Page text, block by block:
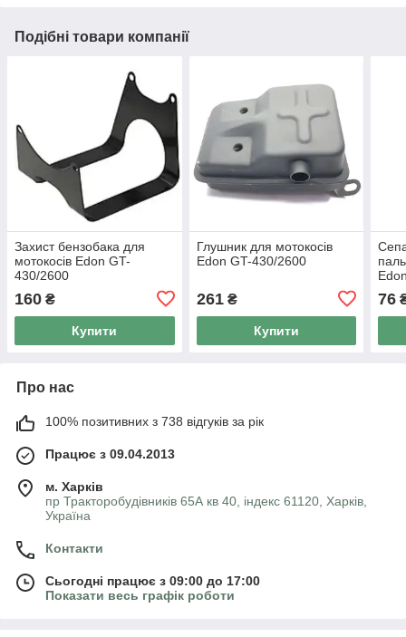
Подібні товари компанії
Захист бензобака для
мотокосів Edon GT-
430/2600
160 ₴
Купити
Глушник для мотокосів
Edon GT-430/2600
261₴
Купити
76
Про нас
100% позитивних з 738 відгуків за рік
Працює з 09.04.2013
м. Харків
пр Тракторобудівників 65А кв 40, індекс 61120, Харків,
Україна
Контакти
Сьогодні працює з 09:00 до 17:00
Показати весь графік роботи